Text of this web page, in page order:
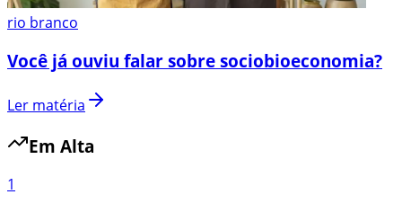
rio branco
Você já ouviu falar sobre sociobioeconomia?
Ler matéria
Em Alta
1